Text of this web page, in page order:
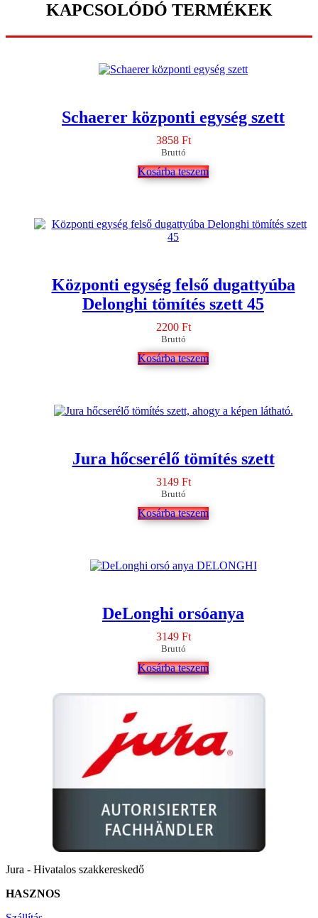
KAPCSOLÓDÓ TERMÉKEK
Schaerer központi egység szett
3858 Ft
Bruttó
Kosárba teszem
Központi egység felső dugattyúba
Delonghi tömítés szett 45
2200 Ft
Bruttó
Kosárba teszem
Jura hőcserélő tömítés szett
3149 Ft
Bruttó
Kosárba teszem
DeLonghi orsóanya
3149 Ft
Bruttó
Kosárba teszem
Jura - Hivatalos szakkereskedő
HASZNOS